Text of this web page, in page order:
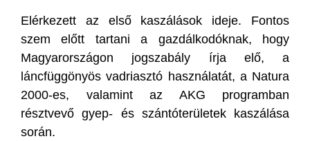
ÁRAK, NYITVATARTÁS
Elérkezett az első kaszálások ideje. Fontos
szem előtt tartani a gazdálkodóknak, hogy
Magyarországon jogszabály írja elő, a
láncfüggönyös vadriasztó használatát, a Natura
2000-es, valamint az AKG programban
résztvevő gyep- és szántóterületek kaszálása
során.